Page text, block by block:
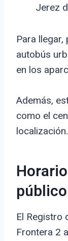
Jerez
Para
autobús
en los
Además,
como el
localización.
público
El Registro
Frontera 2